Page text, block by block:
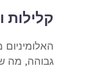
קלילות
גבוהה, מה